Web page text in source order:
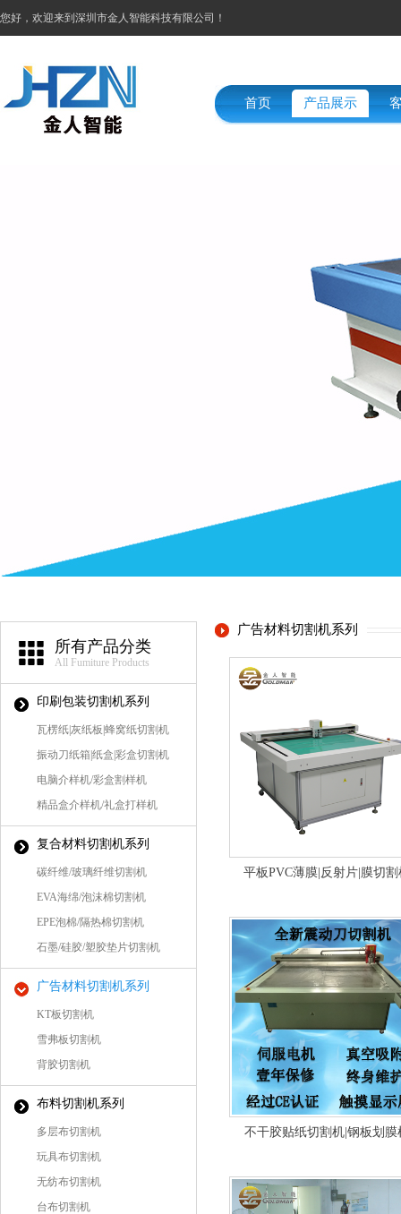
您好，欢迎来到深圳市金人智能科技有限公司！
首页 产品展示
所有产品分类
All Fumiture Products
印刷包装切割机系列
瓦楞纸|灰纸板|蜂窝纸切割机
振动刀纸箱|纸盒|彩盒切割机
电脑介样机/彩盒割样机
精品盒介样机/礼盒打样机
复合材料切割机系列
碳纤维/玻璃纤维切割机
EVA海绵/泡沫棉切割机
EPE泡棉/隔热棉切割机
石墨/硅胶/塑胶垫片切割机
广告材料切割机系列
KT板切割机
雪弗板切割机
背胶切割机
布料切割机系列
多层布切割机
玩具布切割机
无纺布切割机
台布切割机
广告材料切割机系列
平板PVC薄膜|反射片|膜切
不干胶贴纸切割机|钢板划膜